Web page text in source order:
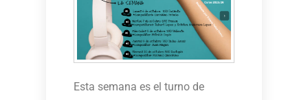
Esta semana es el turno de